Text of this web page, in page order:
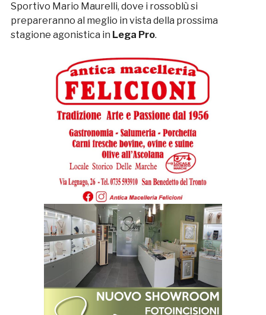
Sportivo Mario Maurelli, dove i rossoblù si
prepareranno al meglio in vista della prossima
stagione agonistica in Lega Pro.